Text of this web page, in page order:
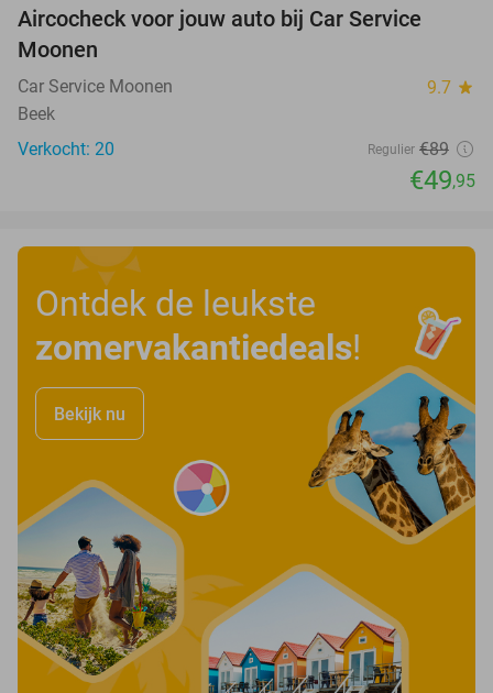
Aircocheck voor jouw auto bij Car Service
Moonen
Car Service Moonen 9.7 star
Beek
Verkocht: 20
Regulier €89
€49,95
Ontdek de leukste
zomervakantiedeals!
Bekijk nu